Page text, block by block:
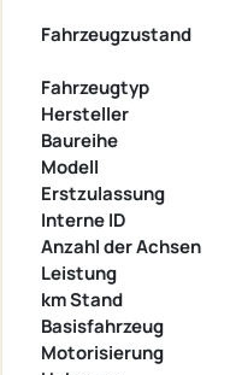
Fahrzeugzustand
Fahrzeugtyp
Hersteller
Baureihe
Modell
Erstzulassung
Interne ID
Anzahl der Achsen
Leistung
km Stand
Basisfahrzeug
Motorisierung